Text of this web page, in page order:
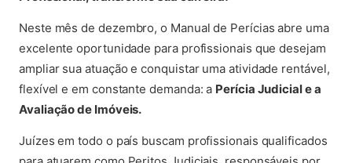
Neste mês de dezembro, o Manual de Perícias abre uma
excelente oportunidade para profissionais que desejam
ampliar sua atuação e conquistar uma atividade rentável,
flexível e em constante demanda: a Perícia Judicial e a
Avaliação de Imóveis.
Juízes em todo o país buscam profissionais qualificados